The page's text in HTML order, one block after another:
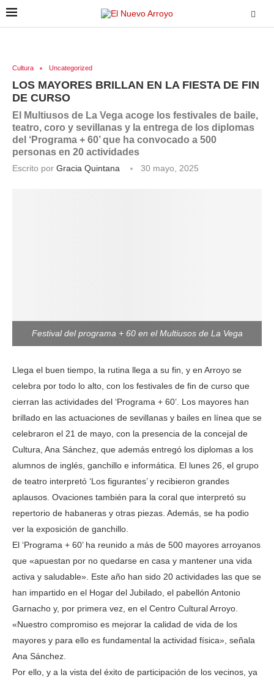
Cultura Uncategorized
LOS MAYORES BRILLAN EN LA FIESTA DE FIN
DE CURSO
El Multiusos de La Vega acoge los festivales de baile,
teatro, coro y sevillanas y la entrega de los diplomas
del ‘Programa + 60’ que ha convocado a 500
personas en 20 actividades
Escrito por Gracia Quintana 30 mayo, 2025
Festival del programa + 60 en el Multiusos de La Vega
Llega el buen tiempo, la rutina llega a su fin, y en Arroyo se
celebra por todo lo alto, con los festivales de fin de curso que
cierran las actividades del ‘Programa + 60’. Los mayores han
brillado en las actuaciones de sevillanas y bailes en línea que se
celebraron el 21 de mayo, con la presencia de la concejal de
Cultura, Ana Sánchez, que además entregó los diplomas a los
alumnos de inglés, ganchillo e informática. El lunes 26, el grupo
de teatro interpretó ‘Los figurantes’ y recibieron grandes
aplausos. Ovaciones también para la coral que interpretó su
repertorio de habaneras y otras piezas. Además, se ha podio
ver la exposición de ganchillo.
El ‘Programa + 60’ ha reunido a más de 500 mayores arroyanos
que «apuestan por no quedarse en casa y mantener una vida
activa y saludable». Este año han sido 20 actividades las que se
han impartido en el Hogar del Jubilado, el pabellón Antonio
Garnacho y, por primera vez, en el Centro Cultural Arroyo.
«Nuestro compromiso es mejorar la calidad de vida de los
mayores y para ello es fundamental la actividad física», señala
Ana Sánchez.
Por ello, y a la vista del éxito de participación de los vecinos, ya